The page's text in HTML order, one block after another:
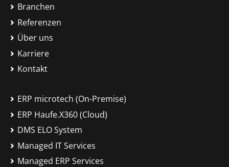
Branchen
Referenzen
Über uns
Karriere
Kontakt
ERP microtech (On-Premise)
ERP Haufe.X360 (Cloud)
DMS ELO System
Managed IT Services
Managed ERP Services